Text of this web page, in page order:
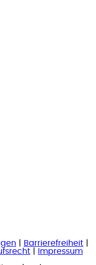
Barrierefreiheit
Impressum